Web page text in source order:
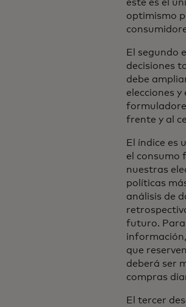
este es el
optimismo
El segundo
decisiones
debe
elecciones
frente y al
El índice es
el consumo
nuestras
políticas
análisis de
futuro. Para
que
deberá ser
compras
El tercer